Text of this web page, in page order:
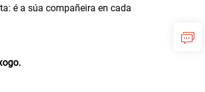
é a súa compañeira en cada